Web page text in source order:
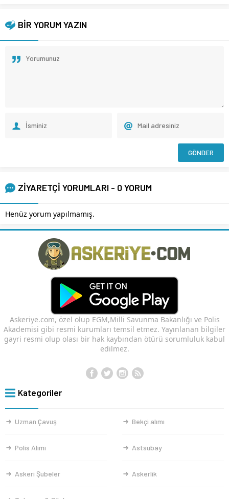
BİR YORUM YAZIN
ZİYARETÇİ YORUMLARI - 0 YORUM
Henüz yorum yapılmamış.
Askeriye.com, özel olup EGM,Milli Savunma Bakanlığı ve Polis
Akademisi gibi resmi kurumları temsil etmez. Yayınlanan bilgiler
gayri resmi olup olası bir hak kaybından ötürü sorumluluk kabul
edilmez.
Kategoriler
Uzman Çavuş Bekçi alımı
Polis Alımı Astsubay
Askeri Şubeler Askerlik